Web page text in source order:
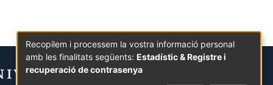
Recopilem i processem la vostra informació personal
amb les finalitats següents: Estadístic & Registre i
recuperació de contrasenya